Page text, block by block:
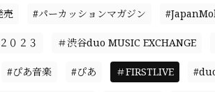
売 #パーカッションマガジン
０２３ ＃渋谷duo MUSIC EXCHANGE
#ぴあ音楽 #ぴあ ＃FIRSTLIVE